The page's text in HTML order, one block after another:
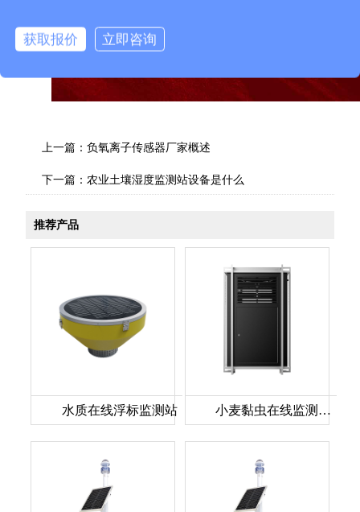
上一篇： 负氧离子传感器厂家概述
下一篇： 农业土壤湿度监测站设备是什么
推荐产品
水质在线浮标监测站 小麦黏虫在线监测系统
获取报价 立即咨询